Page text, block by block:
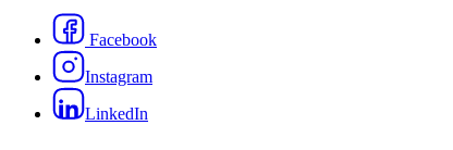
Facebook
Instagram
LinkedIn